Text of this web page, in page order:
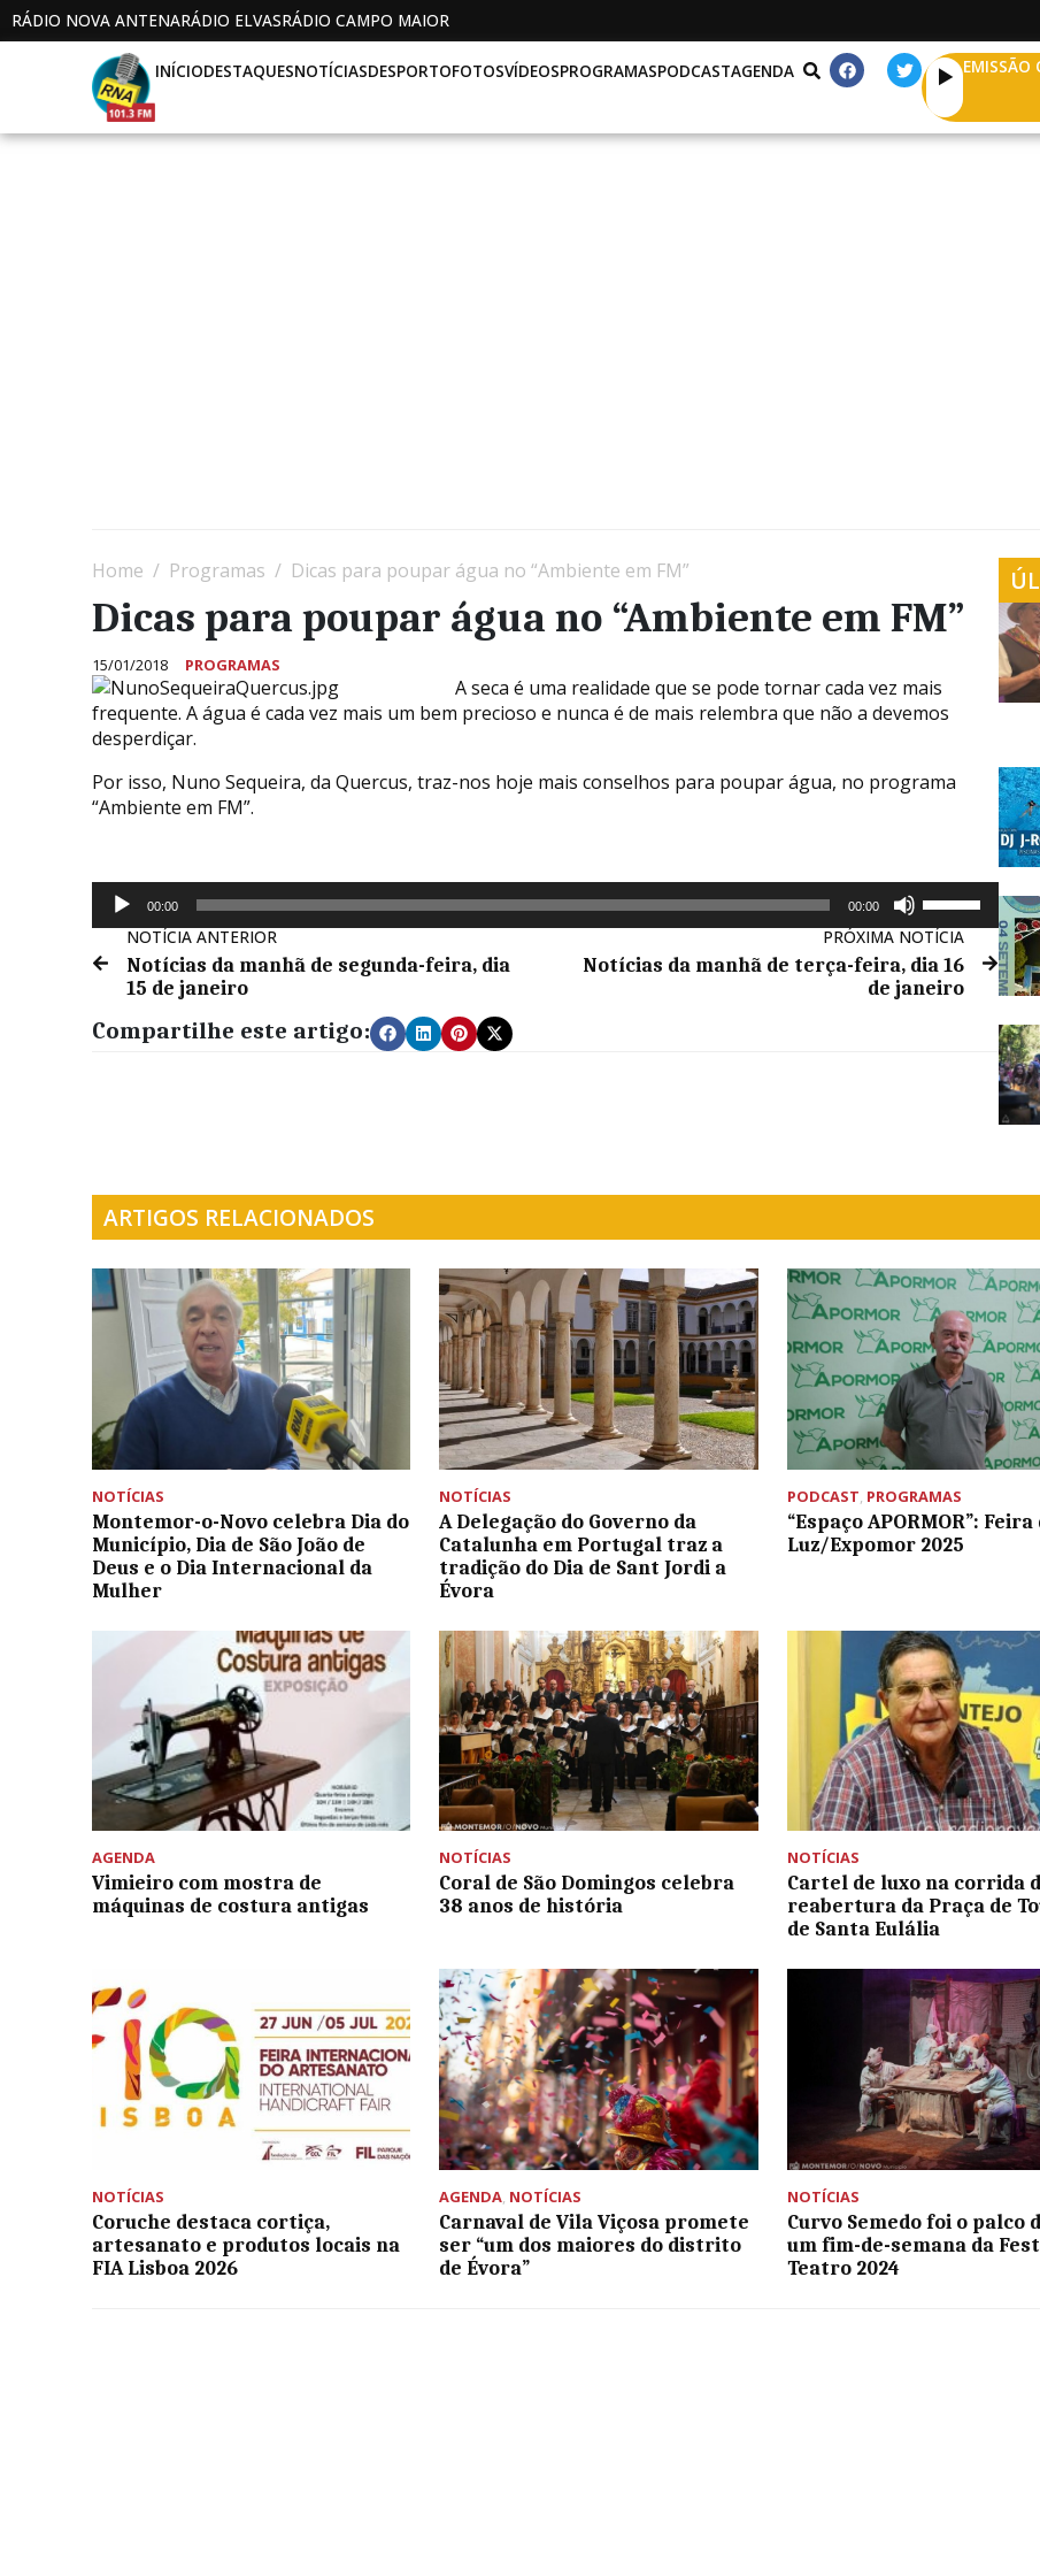
RÁDIO NOVA ANTENARÁDIO ELVASRÁDIO CAMPO MAIOR
INÍCIODESTAQUESNOTÍCIASDESPORTOFOTOSVÍDEOSPROGRAMASPODCASTAGENDA EMISSÃO
Home Programas Dicas para poupar água no “Ambiente em FM”
Dicas para poupar água no “Ambiente em FM”
15/01/2018 PROGRAMAS
A seca é uma realidade que se pode tornar cada vez mais
frequente. A água é cada vez mais um bem precioso e nunca é de mais relembra que não a devemos
desperdiçar.
Por isso, Nuno Sequeira, da Quercus, traz-nos hoje mais conselhos para poupar água, no programa
“Ambiente em FM”.
Reprodutor
áudio
00:00 00:00
setas
cima/baixo
para
NOTÍCIA ANTERIOR
Notícias da manhã de segunda-feira, dia
15 de janeiro
PRÓXIMA NOTÍCIA
Notícias da manhã de terça-feira, dia 16
de janeiro
Compartilhe este artigo:
ARTIGOS RELACIONADOS
NOTÍCIAS
Montemor-o-Novo celebra Dia do
Município, Dia de São João de
Deus e o Dia Internacional da
Mulher
NOTÍCIAS
A Delegação do Governo da
Catalunha em Portugal traz a
tradição do Dia de Sant Jordi a
Évora
PODCAST PROGRAMAS
“Espaço APORMOR”: Feira
Luz/Expomor 2025
AGENDA
Vimieiro com mostra de
máquinas de costura antigas
NOTÍCIAS
Coral de São Domingos celebra
38 anos de história
NOTÍCIAS
Cartel de luxo na corrida
reabertura da Praça de
de Santa Eulália
NOTÍCIAS
Coruche destaca cortiça,
artesanato e produtos locais na
FIA Lisboa 2026
AGENDA, NOTÍCIAS
Carnaval de Vila Viçosa promete
ser “um dos maiores do distrito
de Évora”
NOTÍCIAS
Curvo Semedo foi o palco
um fim-de-semana da
Teatro 2024